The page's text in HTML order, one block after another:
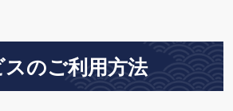
のご利用方法